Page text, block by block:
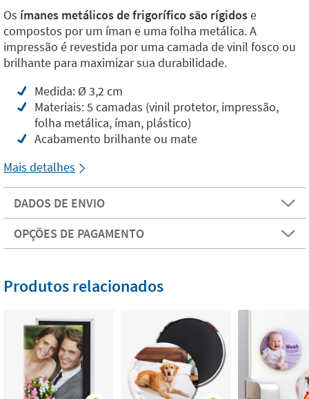
Os ímanes metálicos de frigorífico são rígidose
compostos por um íman e uma folha metálica. A
impressão é revestida por uma camada de vinil fosco ou
brilhante para maximizar sua durabilidade.
Medida: Ø 3,2 cm
Materiais: 5 camadas (vinil protetor, impressão,
folha metálica, íman, plástico)
Acabamento brilhante ou mate
Mais detalhes
DADOS DE ENVIO
OPÇÕES DE PAGAMENTO
Produtos relacionados